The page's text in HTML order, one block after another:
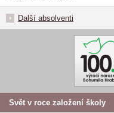
Další absolventi
Svět v roce založení školy